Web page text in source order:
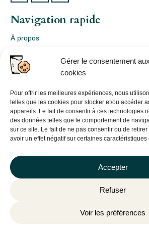
Gérer le consentement aux
cookies
Pour offrir les meilleures expériences, nous
telles que les cookies pour stocker et/ou accéder
appareils. Le fait de consentir à ces technologies
des données telles que le comportement de
sur ce site. Le fait de ne pas consentir ou de
avoir un effet négatif sur certaines caractéristiques
Accepter
Refuser
Voir les préférences
Navigation rapide
À propos
Webshop
Nos produits
Conception
Consultation
Contact
Informations légales
Politique de confidentialité
Politique de cookies (UE)